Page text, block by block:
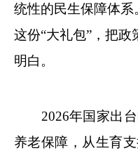
统性的民生保障体
这份“大礼包”，把
明白。
2026年国家出台
养老保障，从生育